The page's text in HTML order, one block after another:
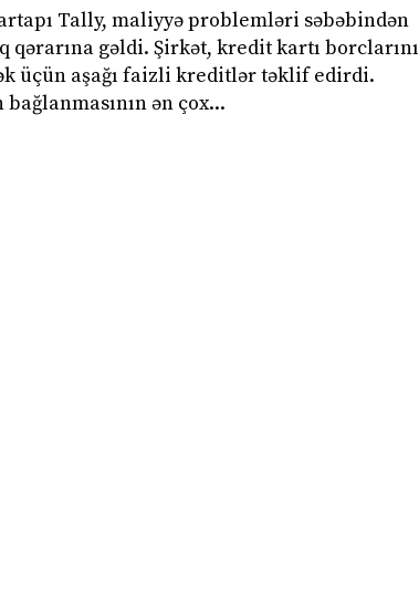
Tally, maliyyə problemləri səbəbindən
qərarına gəldi. Şirkət, kredit kartı borclarını
üçün aşağı faizli kreditlər təklif edirdi.
ən çox...